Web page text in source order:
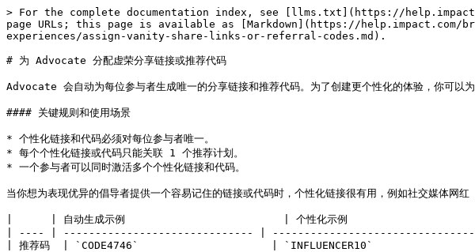
> For the complete documentation index, see [llms.txt](https://
page URLs; this page is available as [Markdown](https://help.impact.com/
experiences/assign-vanity-share-links-or-referral-codes.md).
# 为 Advocate 分配虚荣分享链接或推荐代码
Advocate 会自动为每位参与者生成唯一的分享链接和推荐代码。为了创建更个性化的体验，你可以为
#### 关键规则和使用场景
* 个性化链接和代码必须对每位参与者唯一。
* 每个个性化链接或代码只能关联 1 个推荐计划。
* 一个参与者可以同时激活多个个性化链接和代码。
当你想为表现优异的倡导者提供一个容易记住的链接或代码时，个性化链接很有用，例如社交媒体
|      | 自动生成示例                         | 个性化示例
| ---- | ------------------------------ |
| 推荐码  | `CODE4746`                     | `INFLUENCER10`